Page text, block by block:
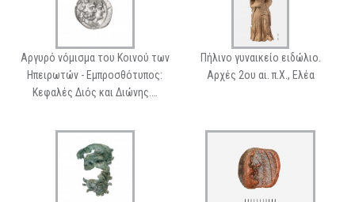
Αργυρό νόμισμα του Κοινού των
Ηπειρωτών - Εμπροσθότυπος:
Κεφαλές Διός και Διώνης.…
Πήλινο γυναικείο ειδώλιο.
Αρχές 2ου αι. π.Χ., Ελέα